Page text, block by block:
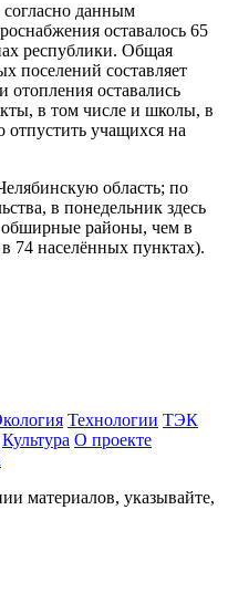
данным
оставалось 65
республики. Общая
поселений составляет
отопления оставались
в том числе и школы, в
отпустить учащихся на
область; по
в понедельник здесь
обширные районы, чем в
74 населённых пунктах).
Технологии ТЭК
Культура О проекте
материалов, указывайте,